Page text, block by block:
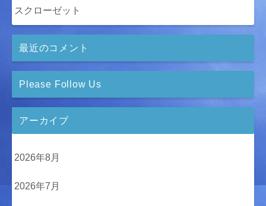
スクローゼット
最近のコメント
Please Follow Us
アーカイブ
2026年8月
2026年7月